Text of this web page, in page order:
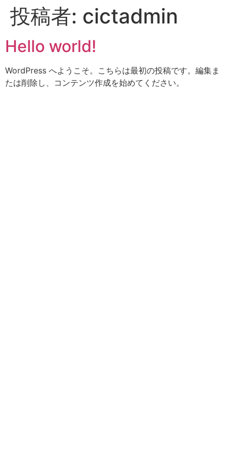
投稿者: cictadmin
Hello world!
WordPress へようこそ。こちらは最初の投稿です。編集ま
たは削除し、コンテンツ作成を始めてください。